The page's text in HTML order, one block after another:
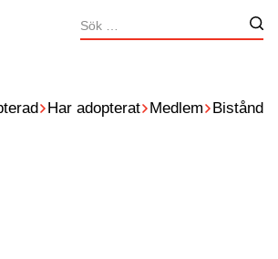
Sök
efter:
Har adopterat Medlem Bistånd